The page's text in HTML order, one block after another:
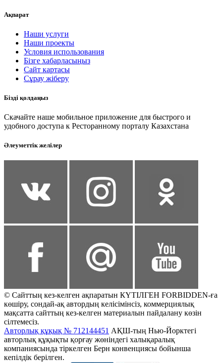
Ақпарат
Наши услуги
Наши проекты
Условия использования
Бізге хабарласыңыз
Сайт картасы
Сұрау жіберу
Бізді қолдаңыз
Скачайте наше мобильное приложение для быстрого и
удобного доступа к Ресторанному порталу Казахстана
Әлеуметтік желілер
© Сайттың кез-келген ақпаратын КҮТІЛГЕН FORBIDDEN-ға
көшіру, сондай-ақ автордың келісімінсіз, коммерциялық
мақсатта сайттың кез-келген материалын пайдалану көзін
сілтемесіз.
Авторлық құқық № 712144451 АҚШ-тың Нью-Йорктегі
авторлық құқықты қорғау жөніндегі халықаралық
компаниясында тіркелген Берн конвенциясы бойынша
кепілдік берілген.